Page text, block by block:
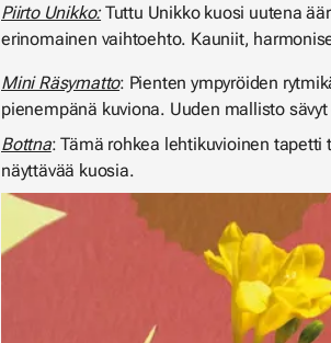
Piirto Unikko:Tuttu Unikko kuosi uutena
erinomainen vaihtoehto. Kauniit,
Mini Räsymatto: Pienten ympyröiden
pienempänä kuviona. Uuden mallisto
Bottna: Tämä rohkea lehtikuvioinen
näyttävää kuosia.